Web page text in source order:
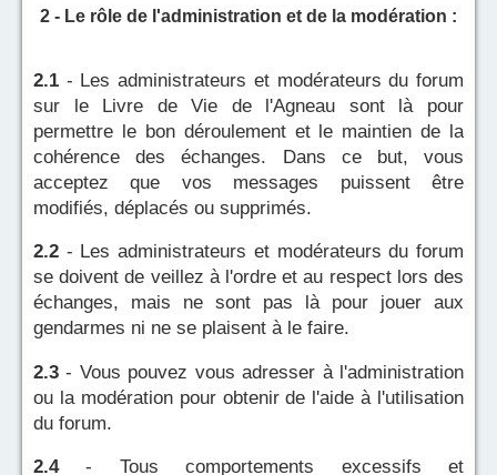
2 - Le rôle de l'administration et de la modération :
2.1 - Les administrateurs et modérateurs du forum
sur le Livre de Vie de l'Agneau sont là pour
permettre le bon déroulement et le maintien de la
cohérence des échanges. Dans ce but, vous
acceptez que vos messages puissent être
modifiés, déplacés ou supprimés.
2.2 - Les administrateurs et modérateurs du forum
se doivent de veillez à l'ordre et au respect lors des
échanges, mais ne sont pas là pour jouer aux
gendarmes ni ne se plaisent à le faire.
2.3 - Vous pouvez vous adresser à l'administration
ou la modération pour obtenir de l'aide à l'utilisation
du forum.
2.4- Tous comportements excessifs et